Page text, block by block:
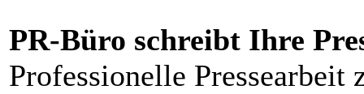
PR-Büro schreibt Ihre
Professionelle Pressearbeit